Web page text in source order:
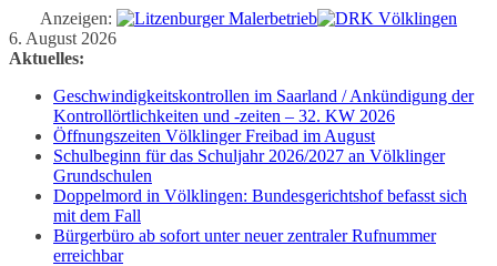
Anzeigen:
Zum
Inhalt
6. August 2026
Aktuelles:
Geschwindigkeitskontrollen im Saarland / Ankündigung der
Kontrollörtlichkeiten und -zeiten – 32. KW 2026
Öffnungszeiten Völklinger Freibad im August
Schulbeginn für das Schuljahr 2026/2027 an Völklinger
Grundschulen
Doppelmord in Völklingen: Bundesgerichtshof befasst sich
mit dem Fall
Bürgerbüro ab sofort unter neuer zentraler Rufnummer
erreichbar